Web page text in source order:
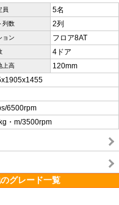
員 5名
列数 2列
ョン フロア8AT
4ドア
上高 120mm
6500rpm
・m/3500rpm
グレード一覧